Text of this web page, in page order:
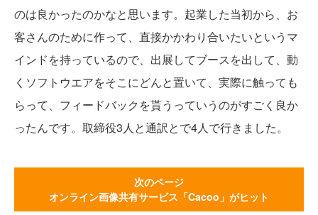
のは良かったのかなと思います。起業した当初から、お
客さんのために作って、直接かかわり合いたいというマ
インドを持っているので、出展してブースを出して、動
くソフトウエアをそこにどんと置いて、実際に触っても
らって、フィードバックを貰うっていうのがすごく良か
ったんです。取締役3人と通訳とで4人で行きました。
次のページ
オンライン画像共有サービス「Cacoo」がヒット